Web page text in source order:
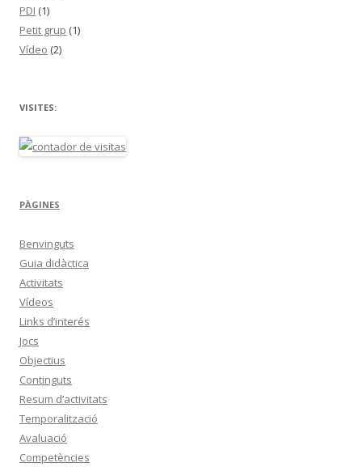
PDI (1)
Petit grup (1)
Vídeo (2)
VISITES:
PÀGINES
Benvinguts
Guia didàctica
Activitats
Vídeos
Links d’interés
Jocs
Objectius
Continguts
Resum d’activitats
Temporalització
Avaluació
Competències